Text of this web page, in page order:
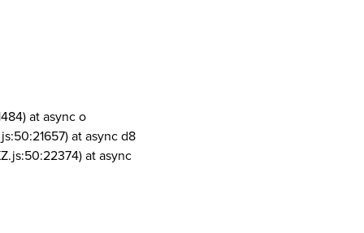
at async o
at async d8
at async